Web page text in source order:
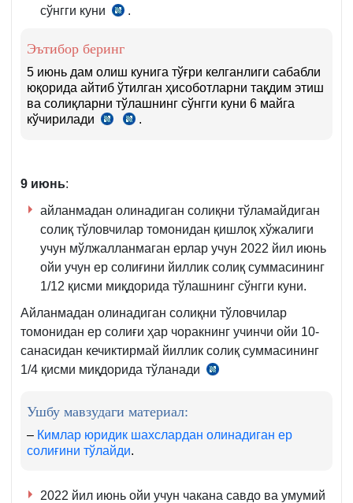
сўнгги куни
СК
м.
2-
қ.
1-
б.
.
Эътибор беринг
5 июнь дам олиш кунига тўғри келганлиги сабабли
юқорида айтиб ўтилган ҳисоботларни тақдим этиш
ва солиқларни тўлашнинг сўнгги куни 6 майга
кўчирилади
СК СК
.
9 июнь:
айланмадан олинадиган солиқни тўламайдиган
солиқ тўловчилар томонидан қишлоқ хўжалиги
учун мўлжалланмаган ерлар учун 2022 йил июнь
ойи учун ер солиғини йиллик солиқ суммасининг
1/12 қисми миқдорида тўлашнинг сўнгги куни.
Айланмадан олинадиган солиқни тўловчилар
томонидан ер солиғи ҳар чоракнинг учинчи ойи 10-
санасидан кечиктирмай йиллик солиқ суммасининг
1/4 қисми миқдорида тўланади
Ушбу мавзудаги материал:
– Кимлар юридик шахслардан олинадиган ер
солиғини тўлайди.
2022 йил июнь ойи учун чакана савдо ва умумий